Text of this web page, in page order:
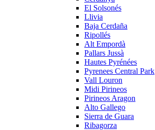
El Solsonés
Llivia
Baja Cerdaña
Ripollés
Alt Empordà
Pallars Jussà
Hautes Pyrénées
Pyrenees Central Park
Vall Louron
Midi Pirineos
Pirineos Aragon
Alto Gallego
Sierra de Guara
Ribagorza